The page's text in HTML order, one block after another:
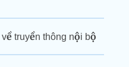
truyền thông nội bộ